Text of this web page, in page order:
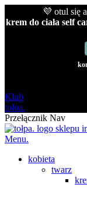
💜 otul się
krem do ciała self
Klub
tołpa.
Przełącznik Nav
Menu.
kobieta
twarz